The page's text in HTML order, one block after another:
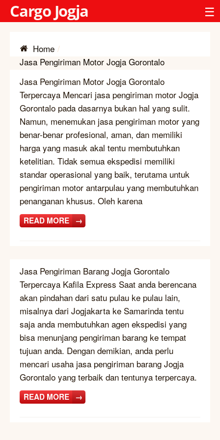
Cargo Jogja ☰
Home
Jasa Pengiriman Motor Jogja Gorontalo
Jasa Pengiriman Motor Jogja Gorontalo
Terpercaya Mencari jasa pengiriman motor Jogja
Gorontalo pada dasarnya bukan hal yang sulit.
Namun, menemukan jasa pengiriman motor yang
benar-benar profesional, aman, dan memiliki
harga yang masuk akal tentu membutuhkan
ketelitian. Tidak semua ekspedisi memiliki
standar operasional yang baik, terutama untuk
pengiriman motor antarpulau yang membutuhkan
penanganan khusus. Oleh karena
READ MORE →
Jasa Pengiriman Barang Jogja Gorontalo
Terpercaya Kafila Express Saat anda berencana
akan pindahan dari satu pulau ke pulau lain,
misalnya dari Jogjakarta ke Samarinda tentu
saja anda membutuhkan agen ekspedisi yang
bisa menunjang pengiriman barang ke tempat
tujuan anda. Dengan demikian, anda perlu
mencari usaha jasa pengiriman barang Jogja
Gorontalo yang terbaik dan tentunya terpercaya.
READ MORE →